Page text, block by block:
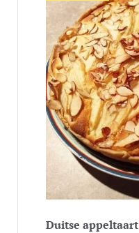
Duitse appeltaart